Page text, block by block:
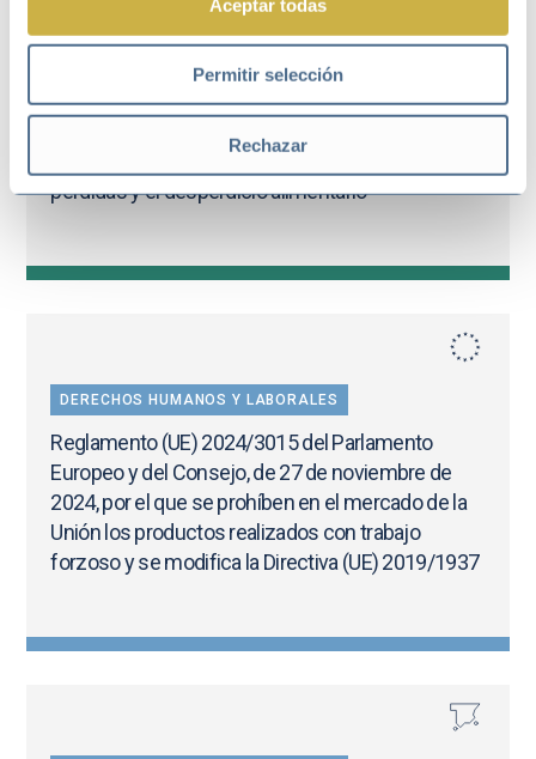
Aceptar todas
Permitir selección
Rechazar
MEDIOAMBIENTE
pérdidas y el desperdicio alimentario
DERECHOS HUMANOS Y LABORALES
Reglamento (UE) 2024/3015 del Parlamento
Europeo y del Consejo, de 27 de noviembre de
2024, por el que se prohíben en el mercado de la
Unión los productos realizados con trabajo
forzoso y se modifica la Directiva (UE) 2019/1937